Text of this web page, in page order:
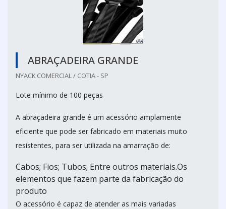
ABRAÇADEIRA GRANDE
NYACK COMERCIAL / COTIA - SP
Lote mínimo de 100 peças
A abraçadeira grande é um acessório amplamente
eficiente que pode ser fabricado em materiais muito
resistentes, para ser utilizada na amarração de:
Cabos; Fios; Tubos; Entre outros materiais.Os
elementos que fazem parte da fabricação do
produto
O acessório é capaz de atender as mais variadas